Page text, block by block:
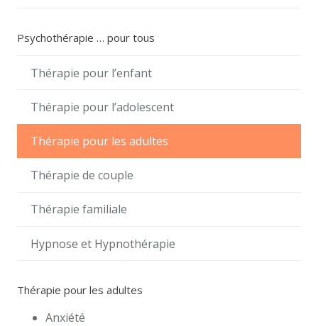
Psychothérapie … pour tous
Thérapie pour l’enfant
Thérapie pour l’adolescent
Thérapie pour les adultes
Thérapie de couple
Thérapie familiale
Hypnose et Hypnothérapie
Thérapie pour les adultes
Anxiété